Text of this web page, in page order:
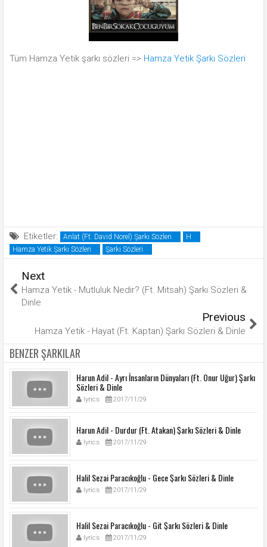
Tüm Hamza Yetik şarkı sözleri => Hamza Yetik Şarkı Sözleri
Etiketler: Anlat (Ft. David Norel) Şarkı Sözleri
H
Hamza Yetik Şarkı Sözleri
Şarkı Sözleri
Next
Hamza Yetik - Mutluluk Nedir? (Ft. Mitsah) Şarkı Sözleri &
Dinle
Previous
Hamza Yetik - Hayat (Ft. Kaptan) Şarkı Sözleri & Dinle
BENZER ŞARKILAR
Harun Adil - Ayrı İnsanların Dünyaları (Ft. Onur Uğur) Şarkı
Sözleri & Dinle
lyrics 2017/11/29
Harun Adil - Durdur (Ft. Atakan) Şarkı Sözleri & Dinle
lyrics 2017/11/29
Halil Sezai Paracıkoğlu - Gece Şarkı Sözleri & Dinle
lyrics 2017/11/29
Halil Sezai Paracıkoğlu - Git Şarkı Sözleri & Dinle
lyrics 2017/11/29